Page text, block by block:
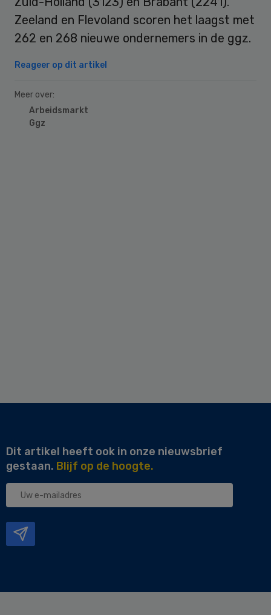
Zeeland en Flevoland scoren het laagst met
262 en 268 nieuwe ondernemers in de ggz.
Reageer op dit artikel
Meer over:
Arbeidsmarkt
Ggz
Dit artikel heeft ook in onze nieuwsbrief
gestaan. Blijf op de hoogte.
Uw